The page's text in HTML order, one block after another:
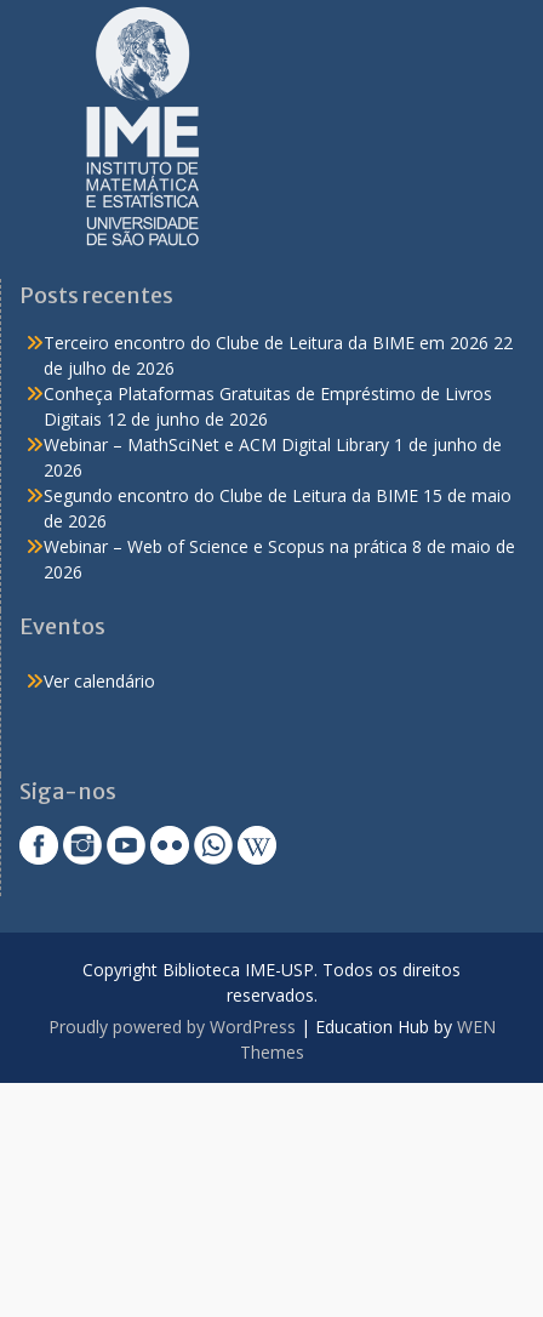
Posts recentes
Terceiro encontro do Clube de Leitura da BIME em 2026 22
de julho de 2026
Conheça Plataformas Gratuitas de Empréstimo de Livros
Digitais 12 de junho de 2026
Webinar – MathSciNet e ACM Digital Library 1 de junho de
2026
Segundo encontro do Clube de Leitura da BIME 15 de maio
de 2026
Webinar – Web of Science e Scopus na prática 8 de maio de
2026
Eventos
Ver calendário
Siga-nos
Copyright Biblioteca IME-USP. Todos os direitos
reservados.
Proudly powered by WordPress | Education Hub by WEN
Themes